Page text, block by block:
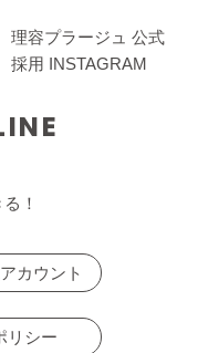
理容プラージュ 公式
採用 INSTAGRAM
！
カウント
リシー